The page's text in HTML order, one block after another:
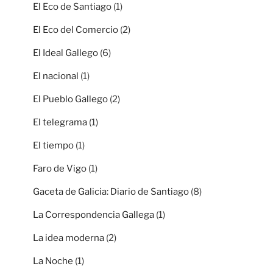
El Eco de Santiago (1)
El Eco del Comercio (2)
El Ideal Gallego (6)
El nacional (1)
El Pueblo Gallego (2)
El telegrama (1)
El tiempo (1)
Faro de Vigo (1)
Gaceta de Galicia: Diario de Santiago (8)
La Correspondencia Gallega (1)
La idea moderna (2)
La Noche (1)